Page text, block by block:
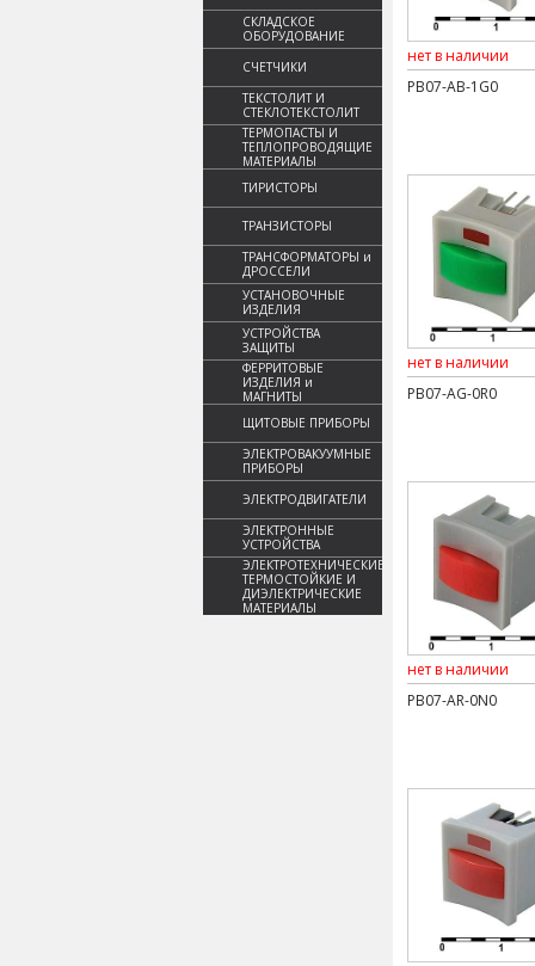
СКЛАДСКОЕ
ОБОРУДОВАНИЕ
СЧЕТЧИКИ
ТЕКСТОЛИТ И
СТЕКЛОТЕКСТОЛИТ
ТЕРМОПАСТЫ И
ТЕПЛОПРОВОДЯЩИЕ
МАТЕРИАЛЫ
ТИРИСТОРЫ
ТРАНЗИСТОРЫ
ТРАНСФОРМАТОРЫ и
ДРОССЕЛИ
УСТАНОВОЧНЫЕ
ИЗДЕЛИЯ
УСТРОЙСТВА
ЗАЩИТЫ
ФЕРРИТОВЫЕ
ИЗДЕЛИЯ и
МАГНИТЫ
ЩИТОВЫЕ ПРИБОРЫ
ЭЛЕКТРОВАКУУМНЫЕ
ПРИБОРЫ
ЭЛЕКТРОДВИГАТЕЛИ
ЭЛЕКТРОННЫЕ
УСТРОЙСТВА
ЭЛЕКТРОТЕХНИЧЕСКИЕ,
ТЕРМОСТОЙКИЕ И
ДИЭЛЕКТРИЧЕСКИЕ
МАТЕРИАЛЫ
нет в наличии
PB07-AB-1G0
нет в наличии
PB07-AG-0R0
нет в наличии
PB07-AR-0N0